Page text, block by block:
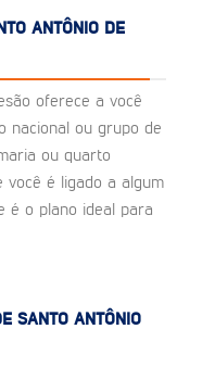
ANTÔNIO DE
oferece a você
nacional ou grupo de
ou quarto
você é ligado a algum
é o plano ideal para
SANTO ANTÔNIO